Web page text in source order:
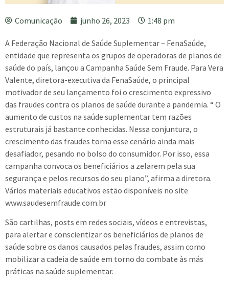
Comunicação junho 26, 2023 1:48 pm
A Federação Nacional de Saúde Suplementar – FenaSaúde,
entidade que representa os grupos de operadoras de planos de
saúde do país, lançou a Campanha Saúde Sem Fraude. Para Vera
Valente, diretora-executiva da FenaSaúde, o principal
motivador de seu lançamento foi o crescimento expressivo
das fraudes contra os planos de saúde durante a pandemia. “ O
aumento de custos na saúde suplementar tem razões
estruturais já bastante conhecidas. Nessa conjuntura, o
crescimento das fraudes torna esse cenário ainda mais
desafiador, pesando no bolso do consumidor. Por isso, essa
campanha convoca os beneficiários a zelarem pela sua
segurança e pelos recursos do seu plano”, afirma a diretora.
Vários materiais educativos estão disponíveis no site
www.saudesemfraude.com.br
São cartilhas, posts em redes sociais, vídeos e entrevistas,
para alertar e conscientizar os beneficiários de planos de
saúde sobre os danos causados pelas fraudes, assim como
mobilizar a cadeia de saúde em torno do combate às más
práticas na saúde suplementar.